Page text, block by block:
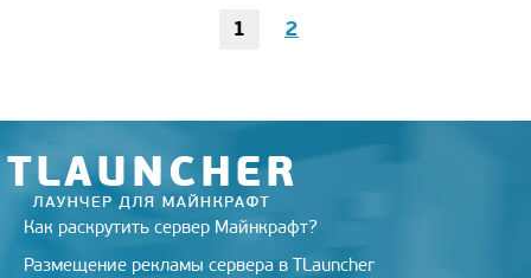
1 2
Как раскрутить сервер Майнкрафт?
Размещение рекламы сервера в TLauncher